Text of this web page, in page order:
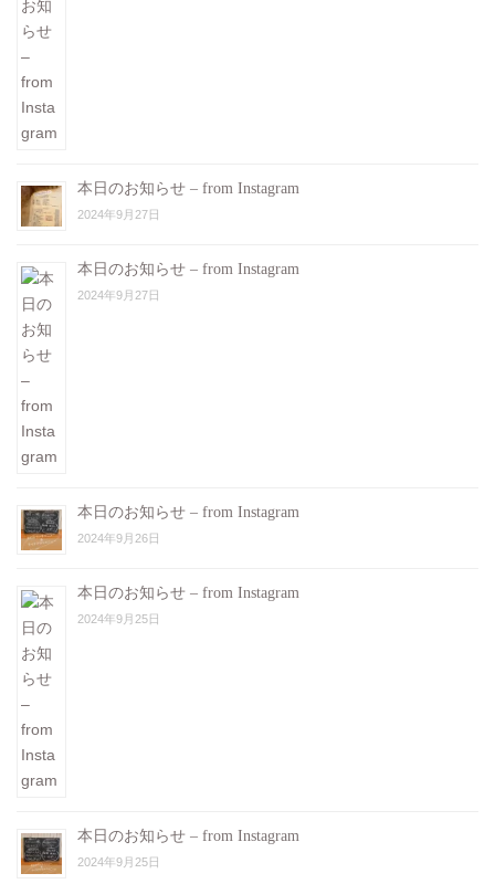
本日のお知らせ – from Instagram
2024年9月27日
本日のお知らせ – from Instagram
2024年9月27日
本日のお知らせ – from Instagram
2024年9月26日
本日のお知らせ – from Instagram
2024年9月25日
本日のお知らせ – from Instagram
2024年9月25日